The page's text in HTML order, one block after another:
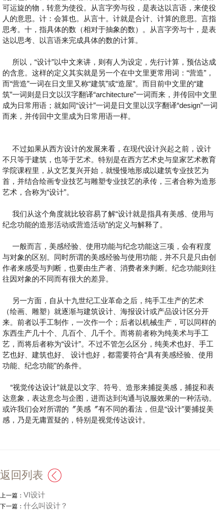
可运旋的物，转意为使役。从言字旁与役，是表达以言语，来使役
人的意思。计：会算也。从言十。计就是合计、计算的意思。言指
思考。十，指具体的数（相对于抽象的数）。从言字旁与十，是表
达以思考、以言语来完成具体的数的计算。
所以，“设计”以中文来讲，则有人为设定，先行计算，预估达成
的含意。这样的定义其实就是另一个在中文里更常用词：“营造”，
而“营造”一词在日文里又称“建筑”或“造屋”。而目前中文里的“建
筑”一词则是日文以汉字翻译“architecture”一词而来，并传回中文里
成为日常用语；就如同“设计”一词是日文里以汉字翻译“design”一词
而来，并传回中文里成为日常用语一样。
不过如果从西方设计的发展来看，在现代设计兴起之前，设计
不只等于建筑，也等于艺术。特别是在西方艺术史与皇家艺术教育
学院课程里，从文艺复兴开始，就慢慢地形成以建筑专业技艺为
首，并结合绘画专业技艺与雕塑专业技艺的承传，三者合称为造形
艺术，合称为“设计”。
我们从这个角度就比较容易了解“设计就是指具有美感、使用与
纪念功能的造形活动或营造活动”的定义与解释了。
一般而言，美感经验、使用功能与纪念功能这三项，会有程度
与对象的区别。同时所谓的美感经验与使用功能，并不只是只由创
作者来感受与判断，也要由生产者、消费者来判断。纪念功能则往
往因对象的不同而有很大的差异。
另一方面，自从十九世纪工业革命之后，纯手工生产的艺术
（绘画、雕塑）就逐渐与建筑设计、海报设计或产品设计区分开
来。前者以手工制作，一次作一个；后者以机械生产，可以同样的
东西生产几十个、几百个、几千个。而将前者称为纯美术与手工
艺，而将后者称为“设计”。不过不管怎么区分，纯美术也好、手工
艺也好、建筑也好、 设计也好，都需要符合“具有美感经验、使用
功能、纪念功能”的条件。
“视觉传达设计”就是以文字、符号、造形来捕捉美感，捕捉和表
达意象，表达意念与企图，进而达到沟通与说服效果的一种活动。
或许我们会对所谓的〞美感〞有不同的看法，但是“设计”要捕捉美
感，乃是无庸置疑的，特别是视觉传达设计。
返回列表
上一篇： VI设计
下一篇： 什么叫设计？